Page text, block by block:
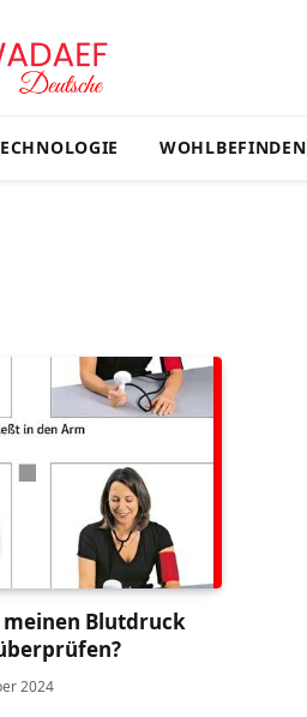
WOHLBEFINDEN
Blutdruck
2024